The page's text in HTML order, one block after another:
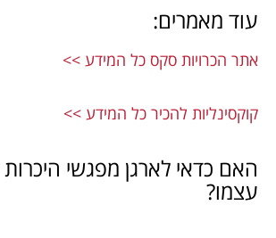
עוד מאמרים:
אתר הכרויות סקס כל המידע >>
קוקסינליות להכיר כל המידע >>
האם כדאי לארגן מפגשי
עצמו?